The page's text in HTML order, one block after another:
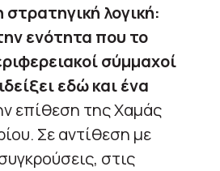
λογική:
ενότητα που το
σύμμαχοί
εδώ και ένα
επίθεση της Χαμάς
Σε αντίθεση με
στις